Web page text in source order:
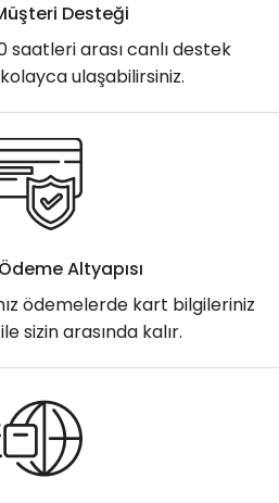
Desteği
saatleri arası canlı destek
ulaşabilirsiniz.
Altyapısı
ödemelerde kart bilgileriniz
sizin arasında kalır.